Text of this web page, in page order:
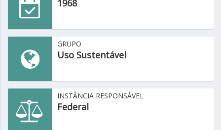
1968
GRUPO
Uso Sustentável
INSTÂNCIA RESPONSÁVEL
Federal